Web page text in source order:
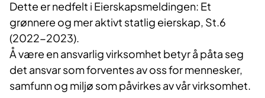
Dette er nedfelt i Eierskapsmeldingen: Et
grønnere og mer aktivt statlig eierskap, St.6
(2022-2023).
Å være en ansvarlig virksomhet betyr å påta seg
det ansvar som forventes av oss for mennesker,
samfunn og miljø som påvirkes av vår virksomhet.